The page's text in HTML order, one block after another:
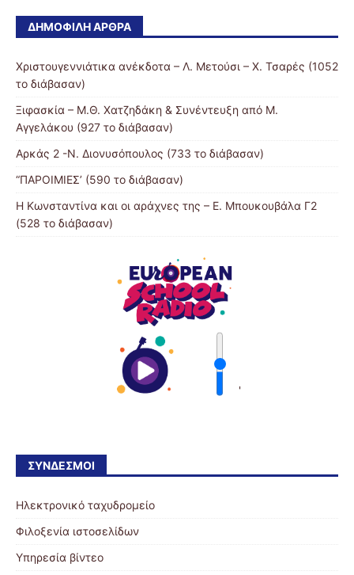
ΔΗΜΟΦΙΛΉ ΆΡΘΡΑ
Χριστουγεννιάτικα ανέκδοτα – Λ. Μετούσι – Χ. Τσαρές (1052
το διάβασαν)
Ξιφασκία – Μ.Θ. Χατζηδάκη & Συνέντευξη από Μ.
Αγγελάκου (927 το διάβασαν)
Αρκάς 2 -Ν. Διονυσόπουλος (733 το διάβασαν)
“ΠΑΡΟΙΜΙΕΣ’ (590 το διάβασαν)
Η Κωνσταντίνα και οι αράχνες της – Ε. Μπουκουβάλα Γ2
(528 το διάβασαν)
'
ΣΎΝΔΕΣΜΟΙ
Ηλεκτρονικό ταχυδρομείο
Φιλοξενία ιστοσελίδων
Υπηρεσία βίντεο